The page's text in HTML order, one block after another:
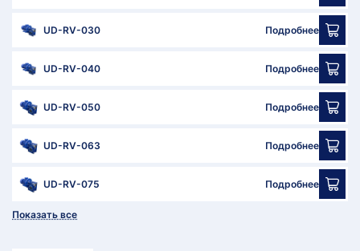
UD-RV-030 Подробнее
UD-RV-040 Подробнее
UD-RV-050 Подробнее
UD-RV-063 Подробнее
UD-RV-075 Подробнее
Показать все